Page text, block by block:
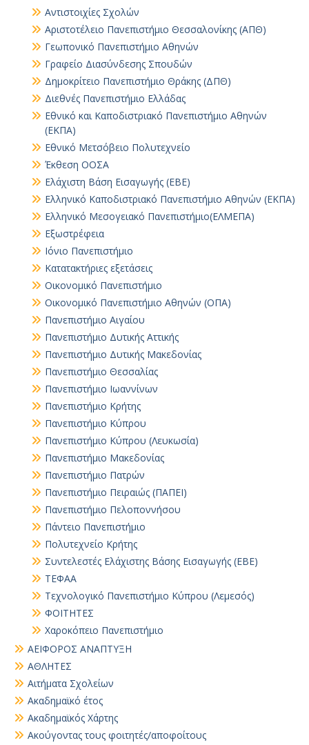
Αντιστοιχίες Σχολών
Αριστοτέλειο Πανεπιστήμιο Θεσσαλονίκης (ΑΠΘ)
Γεωπονικό Πανεπιστήμιο Αθηνών
Γραφείο Διασύνδεσης Σπουδών
Δημοκρίτειο Πανεπιστήμιο Θράκης (ΔΠΘ)
Διεθνές Πανεπιστήμιο Ελλάδας
Εθνικό και Καποδιστριακό Πανεπιστήμιο Αθηνών
(ΕΚΠΑ)
Εθνικό Μετσόβειο Πολυτεχνείο
Έκθεση ΟΟΣΑ
Ελάχιστη Βάση Εισαγωγής (ΕΒΕ)
Ελληνικό Καποδιστριακό Πανεπιστήμιο Αθηνών (ΕΚΠΑ)
Ελληνικό Μεσογειακό Πανεπιστήμιο(ΕΛΜΕΠΑ)
Εξωστρέφεια
Ιόνιο Πανεπιστήμιο
Κατατακτήριες εξετάσεις
Οικονομικό Πανεπιστήμιο
Οικονομικό Πανεπιστήμιο Αθηνών (ΟΠΑ)
Πανεπιστήμιο Αιγαίου
Πανεπιστήμιο Δυτικής Αττικής
Πανεπιστήμιο Δυτικής Μακεδονίας
Πανεπιστήμιο Θεσσαλίας
Πανεπιστήμιο Ιωαννίνων
Πανεπιστήμιο Κρήτης
Πανεπιστήμιο Κύπρου
Πανεπιστήμιο Κύπρου (Λευκωσία)
Πανεπιστήμιο Μακεδονίας
Πανεπιστήμιο Πατρών
Πανεπιστήμιο Πειραιώς (ΠΑΠΕΙ)
Πανεπιστήμιο Πελοποννήσου
Πάντειο Πανεπιστήμιο
Πολυτεχνείο Κρήτης
Συντελεστές Ελάχιστης Βάσης Εισαγωγής (ΕΒΕ)
ΤΕΦΑΑ
Τεχνολογικό Πανεπιστήμιο Κύπρου (Λεμεσός)
ΦΟΙΤΗΤΕΣ
Χαροκόπειο Πανεπιστήμιο
ΑΕΙΦΟΡΟΣ ΑΝΑΠΤΥΞΗ
ΑΘΛΗΤΕΣ
Αιτήματα Σχολείων
Ακαδημαϊκό έτος
Ακαδημαϊκός Χάρτης
Ακούγοντας τους φοιτητές/αποφοίτους